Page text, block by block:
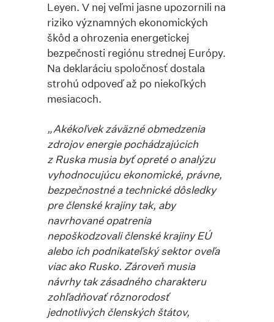
Leyen. V nej veľmi jasne upozornili na
riziko významných ekonomických
škôd a ohrozenia energetickej
bezpečnosti regiónu strednej Európy.
Na deklaráciu spoločnosť dostala
strohú odpoveď až po niekoľkých
mesiacoch.
„Akékoľvek záväzné obmedzenia
zdrojov energie pochádzajúcich
z Ruska musia byť opreté o analýzu
vyhodnocujúcu ekonomické, právne,
bezpečnostné a technické dôsledky
pre členské krajiny tak, aby
navrhované opatrenia
nepoškodzovali členské krajiny EÚ
alebo ich podnikateľský sektor oveľa
viac ako Rusko. Zároveň musia
návrhy tak zásadného charakteru
zohľadňovať rôznorodosť
jednotlivých členských štátov,